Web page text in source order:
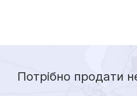
Потрібно продати